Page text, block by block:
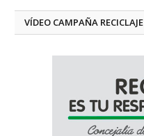
VÍDEO CAMPAÑA RECICLAJE